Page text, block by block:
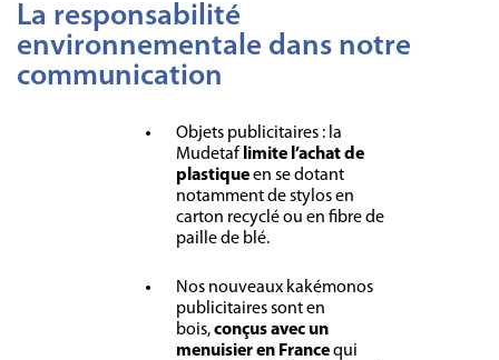
La responsabilité
environnementale dans notre
communication
Objets publicitaires : la
Mudetaf limite l’achat de
plastiqueen se dotant
notamment de stylos en
carton recyclé ou en fibre de
paille de blé.
Nos nouveaux kakémonos
publicitaires sont en
bois,conçus avec un
menuisier en Francequi